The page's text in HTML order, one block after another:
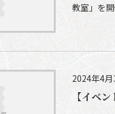
教室」を
2024年4月
【イベ